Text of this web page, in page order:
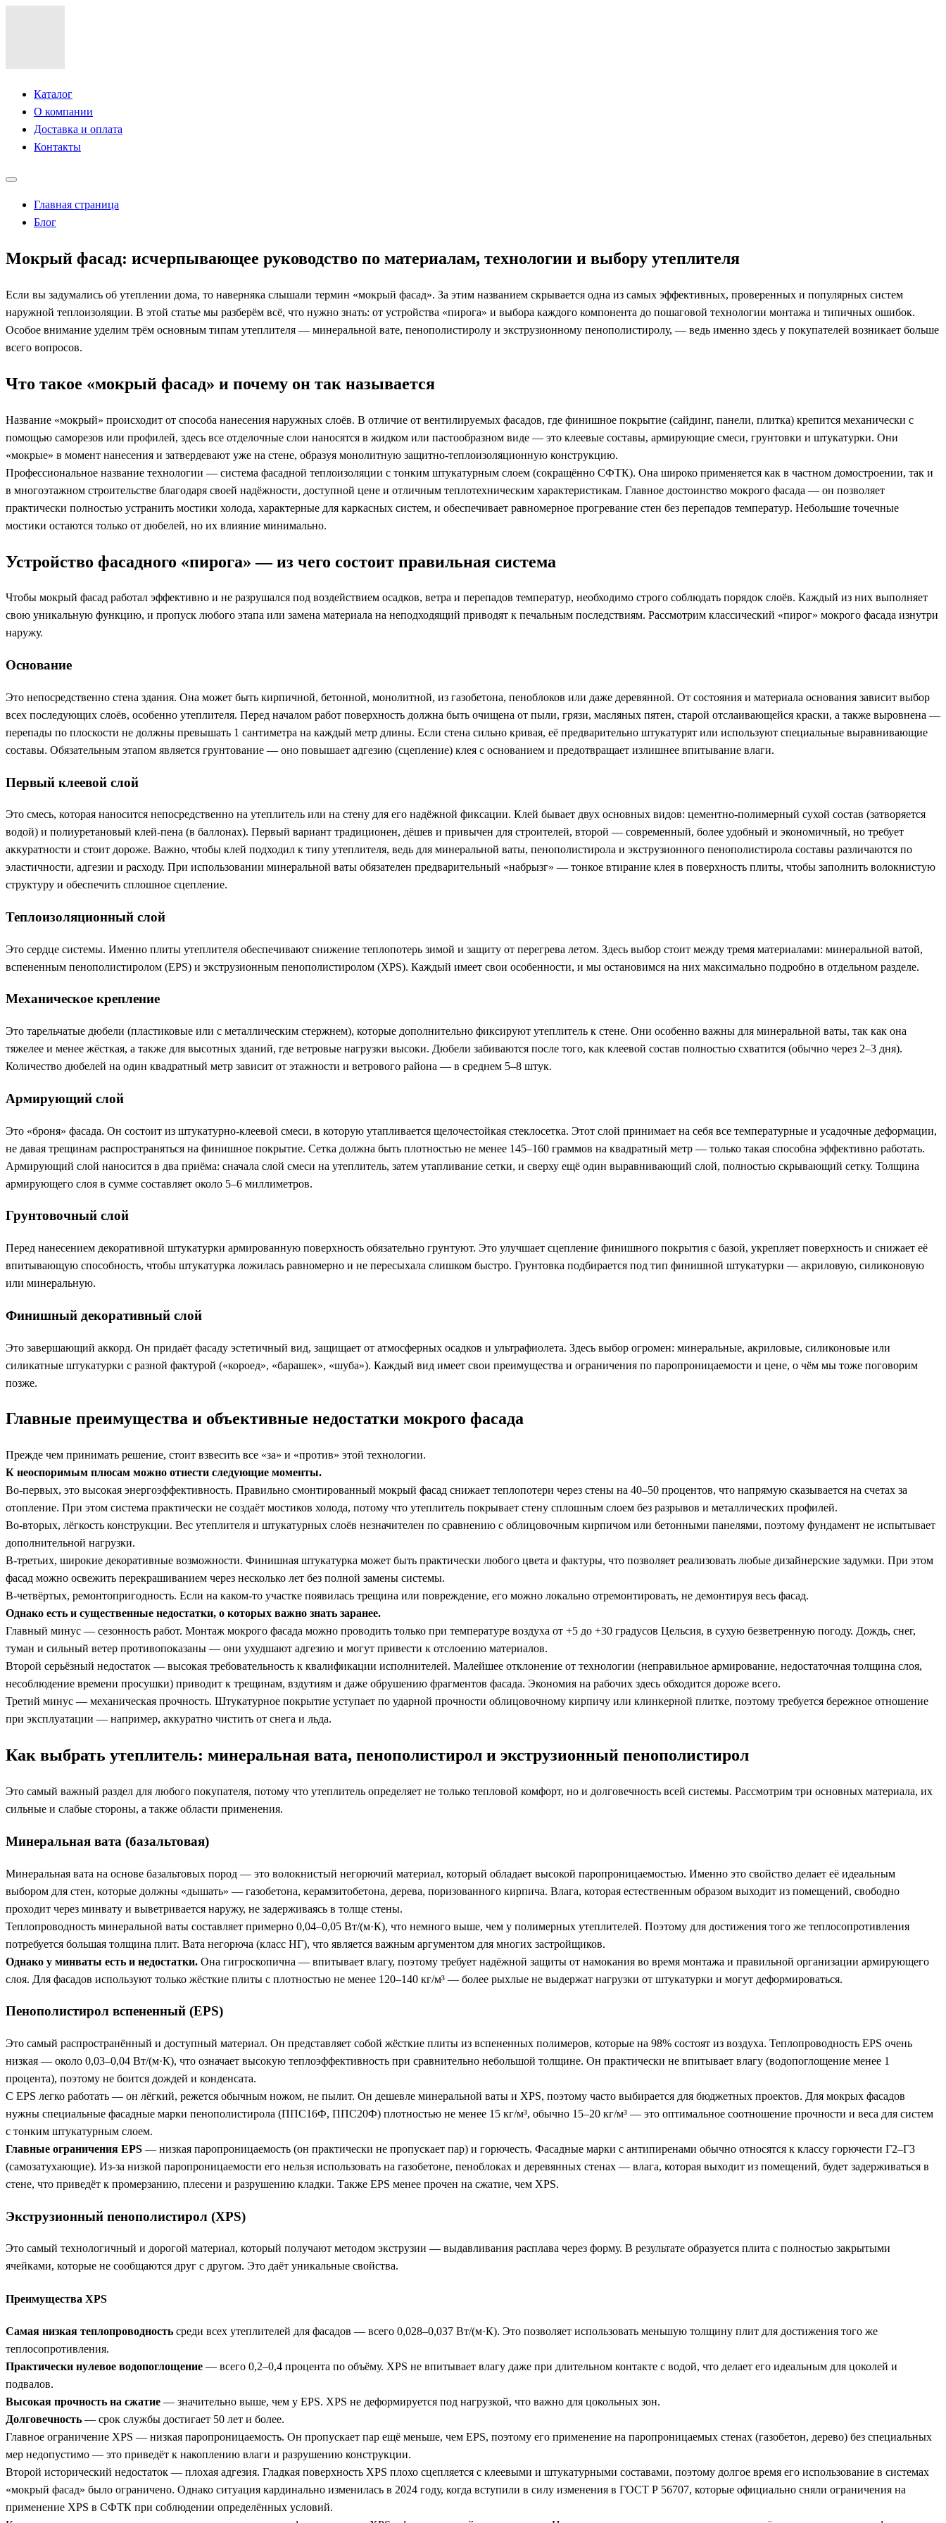
Каталог
О компании
Доставка и оплата
Контакты
Главная страница
Блог
Мокрый фасад: исчерпывающее руководство по материалам, технологии и выбору утеплителя
Если вы задумались об утеплении дома, то наверняка слышали термин «мокрый фасад». За этим названием скрывается одна из самых эффективных, проверенных и популярных систем
наружной теплоизоляции. В этой статье мы разберём всё, что нужно знать: от устройства «пирога» и выбора каждого компонента до пошаговой технологии монтажа и типичных ошибок.
Особое внимание уделим трём основным типам утеплителя — минеральной вате, пенополистиролу и экструзионному пенополистиролу, — ведь именно здесь у покупателей возникает больше
всего вопросов.
Что такое «мокрый фасад» и почему он так называется
Название «мокрый» происходит от способа нанесения наружных слоёв. В отличие от вентилируемых фасадов, где финишное покрытие (сайдинг, панели, плитка) крепится механически с
помощью саморезов или профилей, здесь все отделочные слои наносятся в жидком или пастообразном виде — это клеевые составы, армирующие смеси, грунтовки и штукатурки. Они
«мокрые» в момент нанесения и затвердевают уже на стене, образуя монолитную защитно-теплоизоляционную конструкцию.
Профессиональное название технологии — система фасадной теплоизоляции с тонким штукатурным слоем (сокращённо СФТК). Она широко применяется как в частном домостроении, так и
в многоэтажном строительстве благодаря своей надёжности, доступной цене и отличным теплотехническим характеристикам. Главное достоинство мокрого фасада — он позволяет
практически полностью устранить мостики холода, характерные для каркасных систем, и обеспечивает равномерное прогревание стен без перепадов температур. Небольшие точечные
мостики остаются только от дюбелей, но их влияние минимально.
Устройство фасадного «пирога» — из чего состоит правильная система
Чтобы мокрый фасад работал эффективно и не разрушался под воздействием осадков, ветра и перепадов температур, необходимо строго соблюдать порядок слоёв. Каждый из них выполняет
свою уникальную функцию, и пропуск любого этапа или замена материала на неподходящий приводят к печальным последствиям. Рассмотрим классический «пирог» мокрого фасада изнутри
наружу.
Основание
Это непосредственно стена здания. Она может быть кирпичной, бетонной, монолитной, из газобетона, пеноблоков или даже деревянной. От состояния и материала основания зависит выбор
всех последующих слоёв, особенно утеплителя. Перед началом работ поверхность должна быть очищена от пыли, грязи, масляных пятен, старой отслаивающейся краски, а также выровнена —
перепады по плоскости не должны превышать 1 сантиметра на каждый метр длины. Если стена сильно кривая, её предварительно штукатурят или используют специальные выравнивающие
составы. Обязательным этапом является грунтование — оно повышает адгезию (сцепление) клея с основанием и предотвращает излишнее впитывание влаги.
Первый клеевой слой
Это смесь, которая наносится непосредственно на утеплитель или на стену для его надёжной фиксации. Клей бывает двух основных видов: цементно-полимерный сухой состав (затворяется
водой) и полиуретановый клей-пена (в баллонах). Первый вариант традиционен, дёшев и привычен для строителей, второй — современный, более удобный и экономичный, но требует
аккуратности и стоит дороже. Важно, чтобы клей подходил к типу утеплителя, ведь для минеральной ваты, пенополистирола и экструзионного пенополистирола составы различаются по
эластичности, адгезии и расходу. При использовании минеральной ваты обязателен предварительный «набрызг» — тонкое втирание клея в поверхность плиты, чтобы заполнить волокнистую
структуру и обеспечить сплошное сцепление.
Теплоизоляционный слой
Это сердце системы. Именно плиты утеплителя обеспечивают снижение теплопотерь зимой и защиту от перегрева летом. Здесь выбор стоит между тремя материалами: минеральной ватой,
вспененным пенополистиролом (EPS) и экструзионным пенополистиролом (XPS). Каждый имеет свои особенности, и мы остановимся на них максимально подробно в отдельном разделе.
Механическое крепление
Это тарельчатые дюбели (пластиковые или с металлическим стержнем), которые дополнительно фиксируют утеплитель к стене. Они особенно важны для минеральной ваты, так как она
тяжелее и менее жёсткая, а также для высотных зданий, где ветровые нагрузки высоки. Дюбели забиваются после того, как клеевой состав полностью схватится (обычно через 2–3 дня).
Количество дюбелей на один квадратный метр зависит от этажности и ветрового района — в среднем 5–8 штук.
Армирующий слой
Это «броня» фасада. Он состоит из штукатурно-клеевой смеси, в которую утапливается щелочестойкая стеклосетка. Этот слой принимает на себя все температурные и усадочные деформации,
не давая трещинам распространяться на финишное покрытие. Сетка должна быть плотностью не менее 145–160 граммов на квадратный метр — только такая способна эффективно работать.
Армирующий слой наносится в два приёма: сначала слой смеси на утеплитель, затем утапливание сетки, и сверху ещё один выравнивающий слой, полностью скрывающий сетку. Толщина
армирующего слоя в сумме составляет около 5–6 миллиметров.
Грунтовочный слой
Перед нанесением декоративной штукатурки армированную поверхность обязательно грунтуют. Это улучшает сцепление финишного покрытия с базой, укрепляет поверхность и снижает её
впитывающую способность, чтобы штукатурка ложилась равномерно и не пересыхала слишком быстро. Грунтовка подбирается под тип финишной штукатурки — акриловую, силиконовую
или минеральную.
Финишный декоративный слой
Это завершающий аккорд. Он придаёт фасаду эстетичный вид, защищает от атмосферных осадков и ультрафиолета. Здесь выбор огромен: минеральные, акриловые, силиконовые или
силикатные штукатурки с разной фактурой («короед», «барашек», «шуба»). Каждый вид имеет свои преимущества и ограничения по паропроницаемости и цене, о чём мы тоже поговорим
позже.
Главные преимущества и объективные недостатки мокрого фасада
Прежде чем принимать решение, стоит взвесить все «за» и «против» этой технологии.
К неоспоримым плюсам можно отнести следующие моменты.
Во-первых, это высокая энергоэффективность. Правильно смонтированный мокрый фасад снижает теплопотери через стены на 40–50 процентов, что напрямую сказывается на счетах за
отопление. При этом система практически не создаёт мостиков холода, потому что утеплитель покрывает стену сплошным слоем без разрывов и металлических профилей.
Во-вторых, лёгкость конструкции. Вес утеплителя и штукатурных слоёв незначителен по сравнению с облицовочным кирпичом или бетонными панелями, поэтому фундамент не испытывает
дополнительной нагрузки.
В-третьих, широкие декоративные возможности. Финишная штукатурка может быть практически любого цвета и фактуры, что позволяет реализовать любые дизайнерские задумки. При этом
фасад можно освежить перекрашиванием через несколько лет без полной замены системы.
В-четвёртых, ремонтопригодность. Если на каком-то участке появилась трещина или повреждение, его можно локально отремонтировать, не демонтируя весь фасад.
Однако есть и существенные недостатки, о которых важно знать заранее.
Главный минус — сезонность работ. Монтаж мокрого фасада можно проводить только при температуре воздуха от +5 до +30 градусов Цельсия, в сухую безветренную погоду. Дождь, снег,
туман и сильный ветер противопоказаны — они ухудшают адгезию и могут привести к отслоению материалов.
Второй серьёзный недостаток — высокая требовательность к квалификации исполнителей. Малейшее отклонение от технологии (неправильное армирование, недостаточная толщина слоя,
несоблюдение времени просушки) приводит к трещинам, вздутиям и даже обрушению фрагментов фасада. Экономия на рабочих здесь обходится дороже всего.
Третий минус — механическая прочность. Штукатурное покрытие уступает по ударной прочности облицовочному кирпичу или клинкерной плитке, поэтому требуется бережное отношение
при эксплуатации — например, аккуратно чистить от снега и льда.
Как выбрать утеплитель: минеральная вата, пенополистирол и экструзионный пенополистирол
Это самый важный раздел для любого покупателя, потому что утеплитель определяет не только тепловой комфорт, но и долговечность всей системы. Рассмотрим три основных материала, их
сильные и слабые стороны, а также области применения.
Минеральная вата (базальтовая)
Минеральная вата на основе базальтовых пород — это волокнистый негорючий материал, который обладает высокой паропроницаемостью. Именно это свойство делает её идеальным
выбором для стен, которые должны «дышать» — газобетона, керамзитобетона, дерева, поризованного кирпича. Влага, которая естественным образом выходит из помещений, свободно
проходит через минвату и выветривается наружу, не задерживаясь в толще стены.
Теплопроводность минеральной ваты составляет примерно 0,04–0,05 Вт/(м·К), что немного выше, чем у полимерных утеплителей. Поэтому для достижения того же теплосопротивления
потребуется большая толщина плит. Вата негорюча (класс НГ), что является важным аргументом для многих застройщиков.
Однако у минваты есть и недостатки. Она гигроскопична — впитывает влагу, поэтому требует надёжной защиты от намокания во время монтажа и правильной организации армирующего
слоя. Для фасадов используют только жёсткие плиты с плотностью не менее 120–140 кг/м³ — более рыхлые не выдержат нагрузки от штукатурки и могут деформироваться.
Пенополистирол вспененный (EPS)
Это самый распространённый и доступный материал. Он представляет собой жёсткие плиты из вспененных полимеров, которые на 98% состоят из воздуха. Теплопроводность EPS очень
низкая — около 0,03–0,04 Вт/(м·К), что означает высокую теплоэффективность при сравнительно небольшой толщине. Он практически не впитывает влагу (водопоглощение менее 1
процента), поэтому не боится дождей и конденсата.
С EPS легко работать — он лёгкий, режется обычным ножом, не пылит. Он дешевле минеральной ваты и XPS, поэтому часто выбирается для бюджетных проектов. Для мокрых фасадов
нужны специальные фасадные марки пенополистирола (ППС16Ф, ППС20Ф) плотностью не менее 15 кг/м³, обычно 15–20 кг/м³ — это оптимальное соотношение прочности и веса для систем
с тонким штукатурным слоем.
Главные ограничения EPS — низкая паропроницаемость (он практически не пропускает пар) и горючесть. Фасадные марки с антипиренами обычно относятся к классу горючести Г2–Г3
(самозатухающие). Из-за низкой паропроницаемости его нельзя использовать на газобетоне, пеноблоках и деревянных стенах — влага, которая выходит из помещений, будет задерживаться в
стене, что приведёт к промерзанию, плесени и разрушению кладки. Также EPS менее прочен на сжатие, чем XPS.
Экструзионный пенополистирол (XPS)
Это самый технологичный и дорогой материал, который получают методом экструзии — выдавливания расплава через форму. В результате образуется плита с полностью закрытыми
ячейками, которые не сообщаются друг с другом. Это даёт уникальные свойства.
Преимущества XPS
Самая низкая теплопроводность среди всех утеплителей для фасадов — всего 0,028–0,037 Вт/(м·К). Это позволяет использовать меньшую толщину плит для достижения того же
теплосопротивления.
Практически нулевое водопоглощение — всего 0,2–0,4 процента по объёму. XPS не впитывает влагу даже при длительном контакте с водой, что делает его идеальным для цоколей и
подвалов.
Высокая прочность на сжатие — значительно выше, чем у EPS. XPS не деформируется под нагрузкой, что важно для цокольных зон.
Долговечность — срок службы достигает 50 лет и более.
Главное ограничение XPS — низкая паропроницаемость. Он пропускает пар ещё меньше, чем EPS, поэтому его применение на паропроницаемых стенах (газобетон, дерево) без специальных
мер недопустимо — это приведёт к накоплению влаги и разрушению конструкции.
Второй исторический недостаток — плохая адгезия. Гладкая поверхность XPS плохо сцепляется с клеевыми и штукатурными составами, поэтому долгое время его использование в системах
«мокрый фасад» было ограничено. Однако ситуация кардинально изменилась в 2024 году, когда вступили в силу изменения в ГОСТ Р 56707, которые официально сняли ограничения на
применение XPS в СФТК при соблюдении определённых условий.